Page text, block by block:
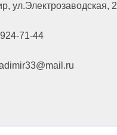
ул.Электрозаводская, 2
71-44